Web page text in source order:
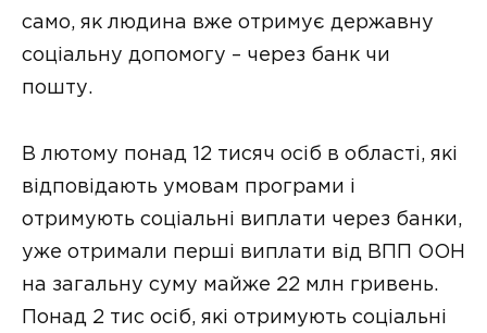
само, як людина вже отримує державну
соціальну допомогу – через банк чи
пошту.
В лютому понад 12 тисяч осіб в області, які
відповідають умовам програми і
отримують соціальні виплати через банки,
уже отримали перші виплати від ВПП ООН
на загальну суму майже 22 млн гривень.
Понад 2 тис осіб, які отримують соціальні